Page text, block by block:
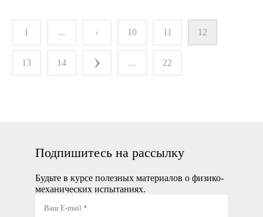
1 ... ‹ 10 11 12
13 14 › ... 22
Подпишитесь на рассылку
Будьте в курсе полезных материалов о физико-
механических испытаниях.